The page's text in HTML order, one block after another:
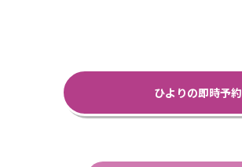
ひよりの即時予約